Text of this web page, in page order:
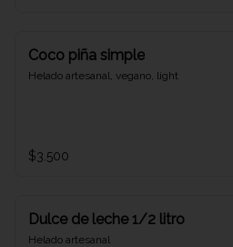
Coco piña simple
Helado artesanal, vegano, light
$3.500
Dulce de leche 1/2 litro
Helado artesanal